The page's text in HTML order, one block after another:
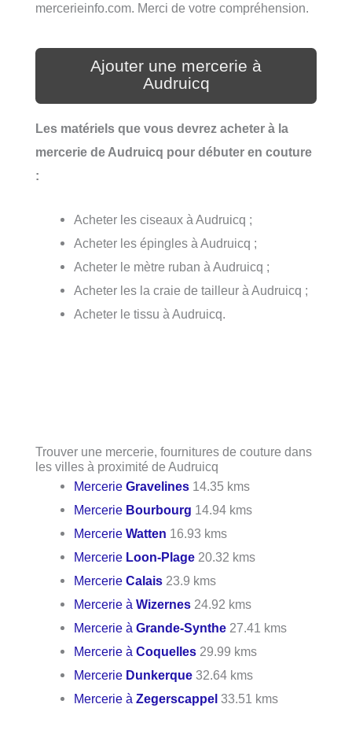
mercerieinfo.com. Merci de votre compréhension.
Ajouter une mercerie à
Audruicq
Les matériels que vous devrez acheter à la
mercerie de Audruicq pour débuter en couture
:
Acheter les ciseaux à Audruicq ;
Acheter les épingles à Audruicq ;
Acheter le mètre ruban à Audruicq ;
Acheter les la craie de tailleur à Audruicq ;
Acheter le tissu à Audruicq.
Trouver une mercerie, fournitures de couture dans
les villes à proximité de Audruicq
MercerieGravelines 14.35 kms
Mercerie Bourbourg 14.94 kms
MercerieWatten 16.93 kms
Mercerie Loon-Plage 20.32 kms
MercerieCalais 23.9 kms
Mercerie àWizernes 24.92 kms
Mercerie àGrande-Synthe 27.41 kms
Mercerie àCoquelles 29.99 kms
Mercerie Dunkerque 32.64 kms
Mercerie àZegerscappel 33.51 kms